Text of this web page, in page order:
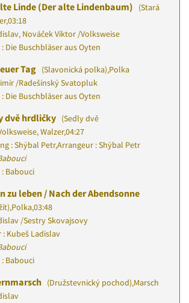
Linde (Der alte Lindenbaum)
(Stará
,03:18
Nováček Viktor /Volksweise
Die Buschbläser aus Oyten
Tag (Slavonická polka),Polka
/Radešínský Svatopluk
Die Buschbläser aus Oyten
dvě hrdličky (Sedly dvě
Walzer,04:27
: Shýbal Petr,Arrangeur : Shýbal Petr
Babouci
zu leben / Nach der Abendsonne
,Polka,03:48
/Sestry Skovajsovy
Kubeš Ladislav
Babouci
(Družstevnický pochod),Marsch